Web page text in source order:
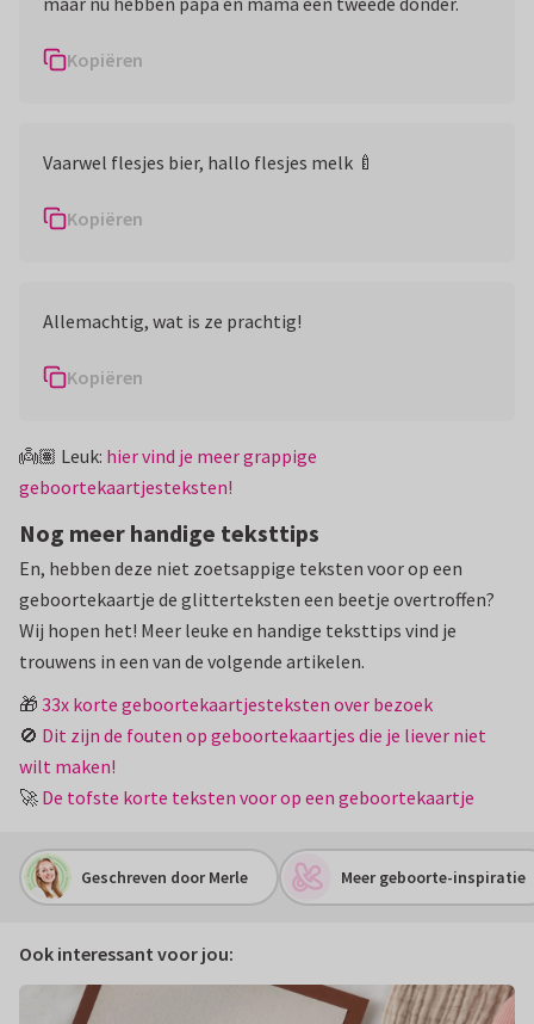
Kopiëren
Vaarwel flesjes bier, hallo flesjes melk 🍼
Kopiëren
Allemachtig, wat is ze prachtig!
Kopiëren
👼🏽 Leuk: hier vind je meer grappige
geboortekaartjesteksten!
Nog meer handige teksttips
En, hebben deze niet zoetsappige teksten voor op een
geboortekaartje de glitterteksten een beetje overtroffen?
Wij hopen het! Meer leuke en handige teksttips vind je
trouwens in een van de volgende artikelen.
🎁 33x korte geboortekaartjesteksten over bezoek
🚫 Dit zijn de fouten op geboortekaartjes die je liever niet
wilt maken!
🚀 De tofste korte teksten voor op een geboortekaartje
Geschreven door Merle Meer geboorte-inspiratie
Ook interessant voor jou: